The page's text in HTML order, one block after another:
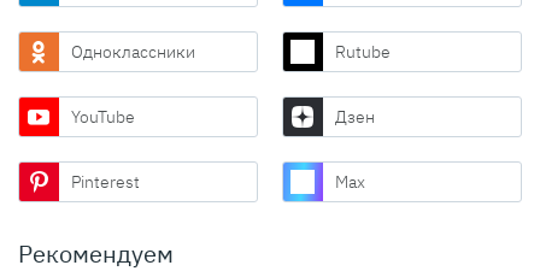
Одноклассники Rutube
YouTube Дзен
Pinterest Max
Рекомендуем